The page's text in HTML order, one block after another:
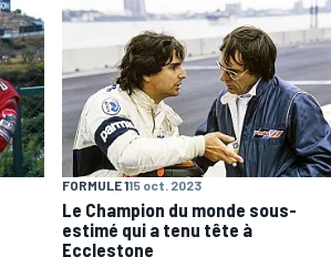
FORMULE 115 oct. 2023
Le Champion du monde sous-
estimé qui a tenu tête à
Ecclestone